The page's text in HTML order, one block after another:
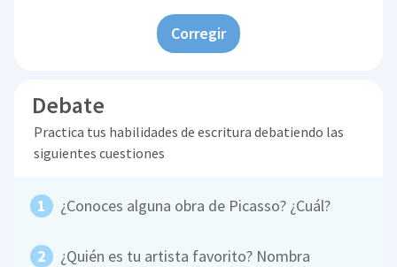
Corregir
Debate
Practica tus habilidades de escritura debatiendo las
siguientes cuestiones
¿Conoces alguna obra de Picasso? ¿Cuál?
¿Quién es tu artista favorito? Nombra